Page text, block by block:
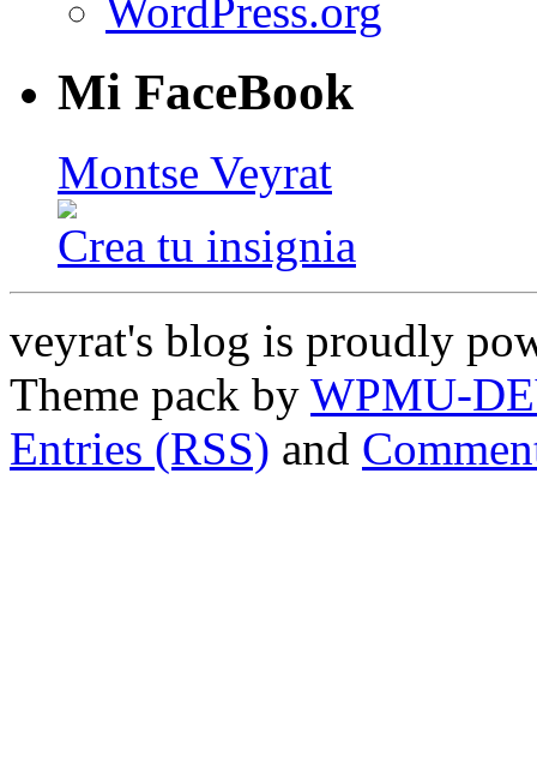
WordPress.org
Mi FaceBook
Montse Veyrat
Crea tu insignia
veyrat's blog is proudly
Theme pack by WPMU-
Entries (RSS) and